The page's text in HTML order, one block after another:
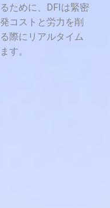
ために、DFIは緊密
コストと労力を削
際にリアルタイム
す。